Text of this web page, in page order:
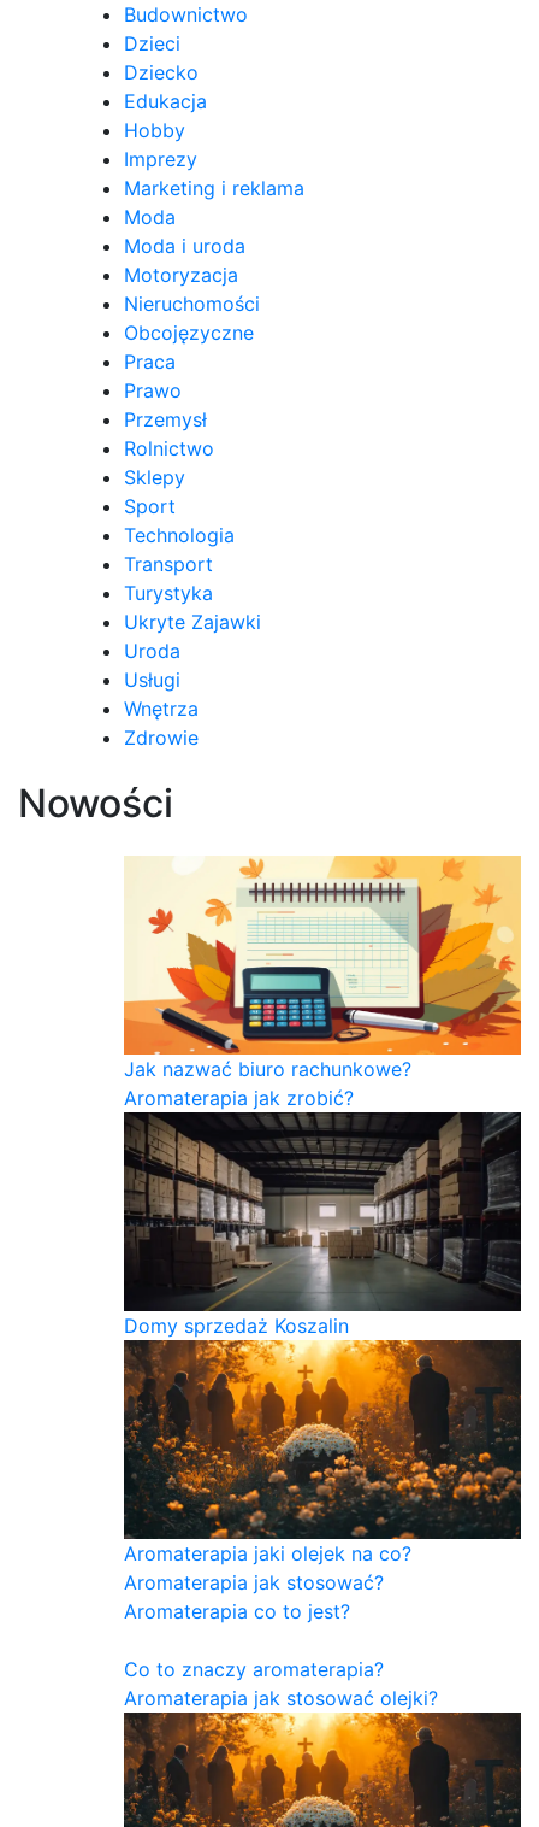
Budownictwo
Dzieci
Dziecko
Edukacja
Hobby
Imprezy
Marketing i reklama
Moda
Moda i uroda
Motoryzacja
Nieruchomości
Obcojęzyczne
Praca
Prawo
Przemysł
Rolnictwo
Sklepy
Sport
Technologia
Transport
Turystyka
Ukryte Zajawki
Uroda
Usługi
Wnętrza
Zdrowie
Nowości
Jak nazwać biuro rachunkowe?
Aromaterapia jak zrobić?
Domy sprzedaż Koszalin
Aromaterapia jaki olejek na co?
Aromaterapia jak stosować?
Aromaterapia co to jest?
Co to znaczy aromaterapia?
Aromaterapia jak stosować olejki?